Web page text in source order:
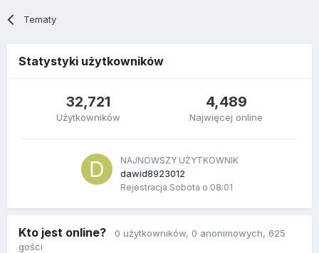
Tematy
Statystyki użytkowników
32,721
Użytkowników
4,489
Najwięcej online
NAJNOWSZY UŻYTKOWNIK
dawid8923012
Rejestracja Sobota o 08:01
Kto jest online? 0 użytkowników, 0 anonimowych, 625
gości